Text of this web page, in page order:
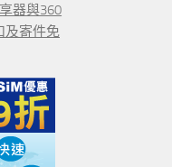
器與360
及寄件免